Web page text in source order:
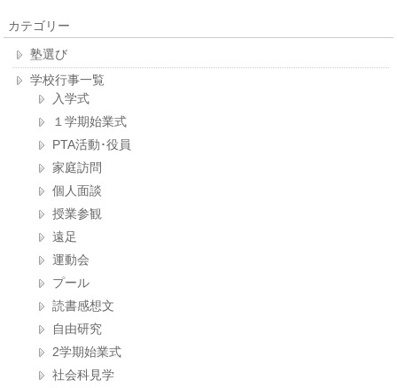
カテゴリー
塾選び
学校行事一覧
入学式
１学期始業式
PTA活動･役員
家庭訪問
個人面談
授業参観
遠足
運動会
プール
読書感想文
自由研究
2学期始業式
社会科見学